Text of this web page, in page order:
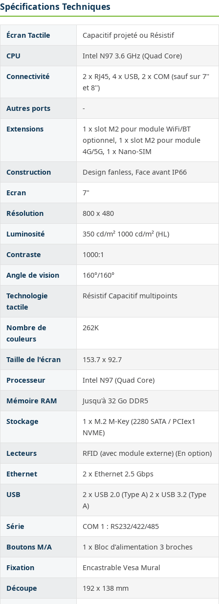
Spécifications Techniques
Écran Tactile Capacitif projeté ou Résistif
CPU Intel N97 3.6 GHz (Quad Core)
Connectivité
2 x RJ45, 4 x USB, 2 x COM (sauf sur 7''
et 8'')
Autres ports -
Extensions
1 x slot M2 pour module WiFi/BT
optionnel, 1 x slot M2 pour module
4G/5G, 1 x Nano-SIM
Construction Design fanless, Face avant IP66
Ecran 7"
Résolution 800 x 480
Luminosité 350 cd/m² 1000 cd/m² (HL)
Contraste 1000:1
Angle de vision 160°/160°
Technologie
tactile
Résistif Capacitif multipoints
Nombre de
couleurs
262K
Taille de l'écran 153.7 x 92.7
Processeur Intel N97 (Quad Core)
Mémoire RAM Jusqu'à 32 Go DDR5
Stockage
1 x M.2 M-Key (2280 SATA / PCIex1
NVME)
Lecteurs RFID (avec module externe) (En option)
Ethernet 2 x Ethernet 2.5 Gbps
USB
2 x USB 2.0 (Type A) 2 x USB 3.2 (Type
A)
Série COM 1 : RS232/422/485
Boutons M/A 1 x Bloc d’alimentation 3 broches
Fixation Encastrable Vesa Mural
Découpe 192 x 138 mm